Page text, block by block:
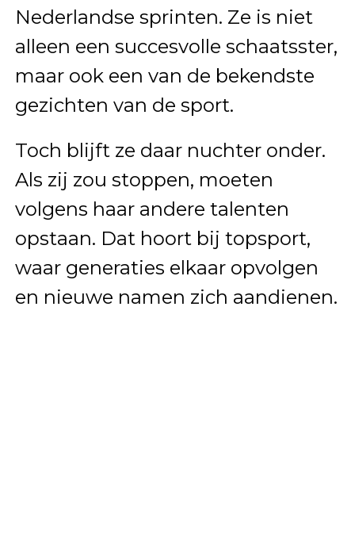
Nederlandse sprinten. Ze is niet
alleen een succesvolle schaatsster,
maar ook een van de bekendste
gezichten van de sport.
Toch blijft ze daar nuchter onder.
Als zij zou stoppen, moeten
volgens haar andere talenten
opstaan. Dat hoort bij topsport,
waar generaties elkaar opvolgen
en nieuwe namen zich aandienen.